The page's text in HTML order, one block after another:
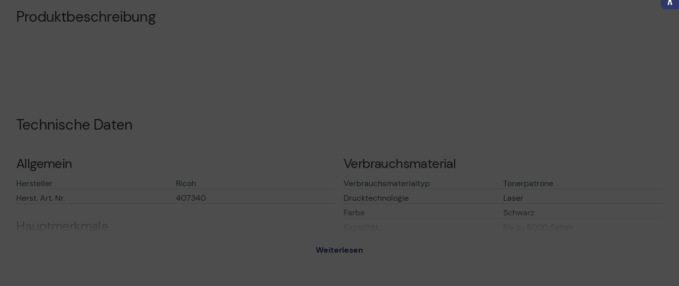
Produktbeschreibung
Technische Daten
Allgemein
Hersteller
Ricoh
Herst. Art. Nr.
407340
Hauptmerkmale
Verbrauchsmaterial
Verbrauchsmaterialtyp
Tonerpatrone
Drucktechnologie
Laser
Farbe
Schwarz
Informationen zur Kompatibilität
Weiterlesen